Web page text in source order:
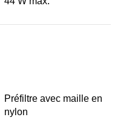
Préfiltre avec maille en
nylon